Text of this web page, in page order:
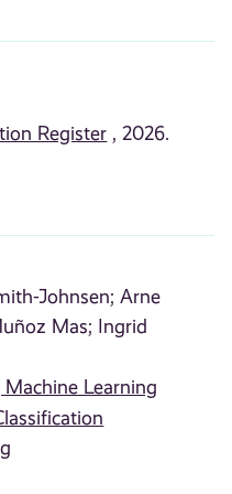
Register , 2026.
Johnsen; Arne
Mas; Ingrid
Learning